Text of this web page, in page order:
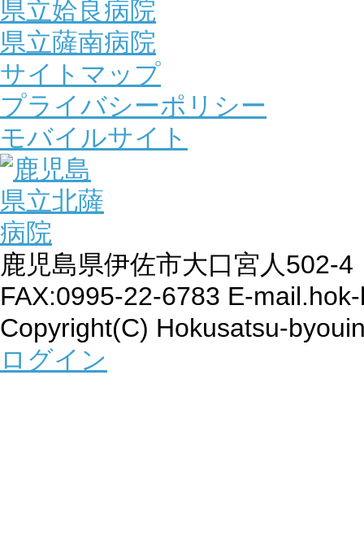
県立姶良病院
県立薩南病院
サイトマップ
プライバシーポリシー
モバイルサイト
鹿児島県伊佐市大口宮人502-
FAX:0995-22-6783 E-
Copyright(C) Hokusatsu-
ログイン